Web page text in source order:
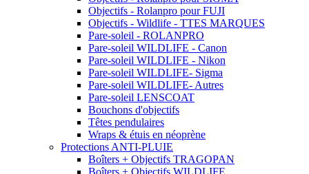
Objectifs - Rolanpro pour FUJI
Objectifs - Wildlife - TTES MARQUES
Pare-soleil - ROLANPRO
Pare-soleil WILDLIFE - Canon
Pare-soleil WILDLIFE - Nikon
Pare-soleil WILDLIFE- Sigma
Pare-soleil WILDLIFE- Autres
Pare-soleil LENSCOAT
Bouchons d'objectifs
Têtes pendulaires
Wraps & étuis en néoprène
Protections ANTI-PLUIE
Boîters + Objectifs TRAGOPAN
Boîters + Objectifs WILDLIFE